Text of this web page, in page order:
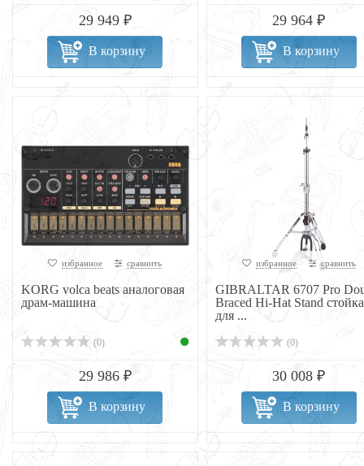
29 949 ₽
В корзину
29 964 ₽
В корзину
избранное сравнить
KORG volca beats аналоговая
драм-машина
(0)
29 986 ₽
В корзину
избранное сравнить
GIBRALTAR 6707 Pro
Braced Hi-Hat Stand стойка
для ...
(0)
30 008 ₽
В корзину